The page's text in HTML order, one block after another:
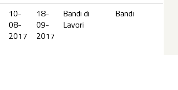
10-
08-
2017
18-
09-
2017
Bandi di
Lavori
Bandi